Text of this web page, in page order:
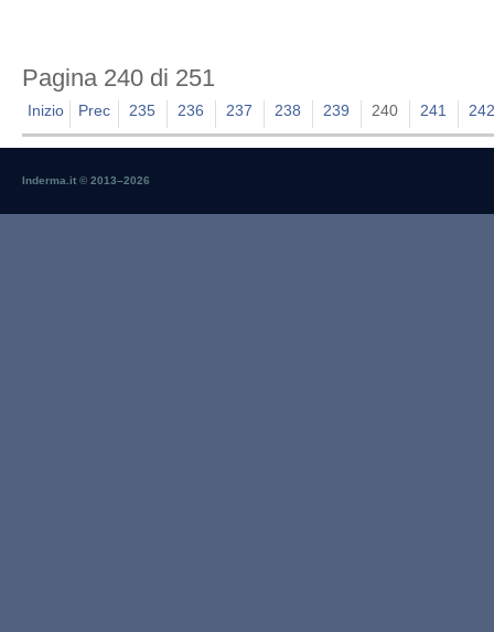
Pagina 240 di 251
Inizio Prec 235 236 237 238 239 240 241
Inderma.it © 2013–2026